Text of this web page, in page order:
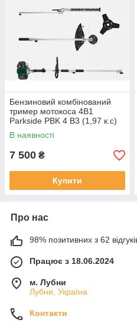
Бензиновий комбінований
тример мотокоса 4В1
Parkside PBK 4 B3 (1,97 к.с)
В наявності
7 500 ₴
Купити
Про нас
98% позитивних з 62
Працює з 18.06.2024
м. Лубни
Лубни, Україна
Контакти